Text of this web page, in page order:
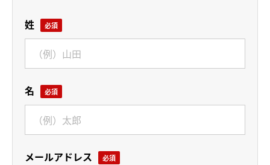
姓
名
メールアドレス